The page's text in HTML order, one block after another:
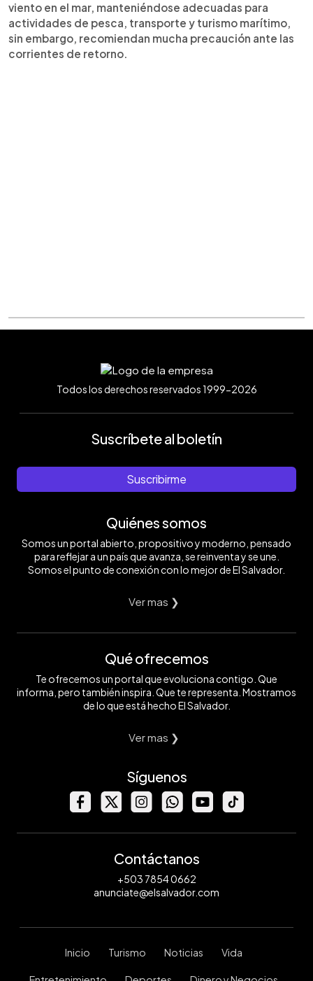
viento en el mar, manteniéndose adecuadas para
actividades de pesca, transporte y turismo marítimo,
sin embargo, recomiendan mucha precaución ante las
corrientes de retorno.
Todos los derechos reservados 1999-2026
Suscríbete al boletín
Suscribirme
Quiénes somos
Somos un portal abierto, propositivo y moderno, pensado
para reflejar a un país que avanza, se reinventa y se une.
Somos el punto de conexión con lo mejor de El Salvador.
Ver mas ❯
Qué ofrecemos
Te ofrecemos un portal que evoluciona contigo. Que
informa, pero también inspira. Que te representa. Mostramos
de lo que está hecho El Salvador.
Ver mas ❯
Síguenos
Contáctanos
+503 7854 0662
anunciate@elsalvador.com
Inicio Turismo Noticias Vida